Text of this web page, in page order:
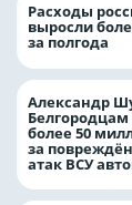
Расходы
выросли
за полгода
Александр
более 50
за
атак ВСУ